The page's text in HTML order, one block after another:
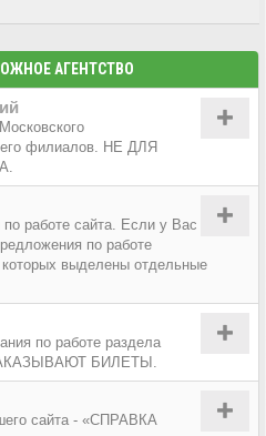
АГЕНТСТВО
его филиалов. НЕ ДЛЯ
работе сайта. Если у Вас
по работе
выделены отдельные
по работе раздела
БИЛЕТЫ.
сайта - «СПРАВКА